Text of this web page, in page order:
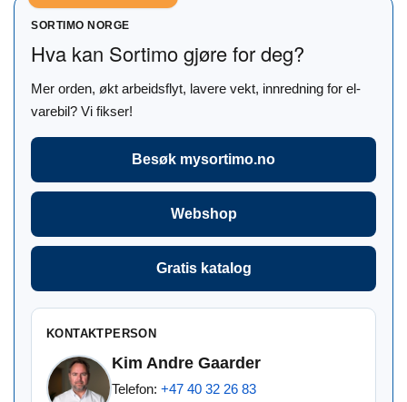
SORTIMO NORGE
Hva kan Sortimo gjøre for deg?
Mer orden, økt arbeidsflyt, lavere vekt, innredning for el-
varebil? Vi fikser!
Besøk mysortimo.no
Webshop
Gratis katalog
KONTAKTPERSON
Kim Andre Gaarder
Telefon: +47 40 32 26 83